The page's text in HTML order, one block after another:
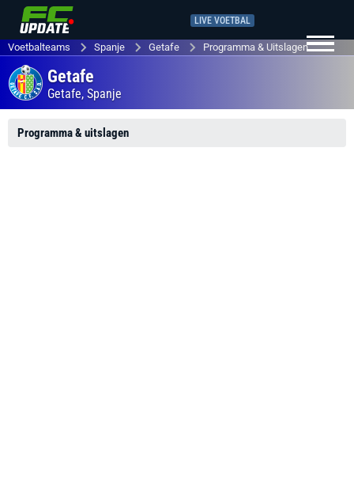
LIVE VOETBAL
Voetbalteams Spanje Getafe Programma & Uitslagen
Getafe
Getafe, Spanje
Programma & uitslagen